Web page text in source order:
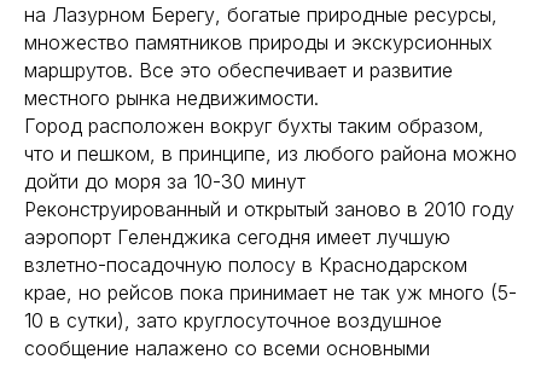
на Лазурном Берегу, богатые природные ресурсы,
множество памятников природы и экскурсионных
маршрутов. Все это обеспечивает и развитие
местного рынка недвижимости.
Город расположен вокруг бухты таким образом,
что и пешком, в принципе, из любого района можно
дойти до моря за 10-30 минут
Реконструированный и открытый заново в 2010 году
аэропорт Геленджика сегодня имеет лучшую
взлетно-посадочную полосу в Краснодарском
крае, но рейсов пока принимает не так уж много (5-
10 в сутки), зато круглосуточное воздушное
сообщение налажено со всеми основными